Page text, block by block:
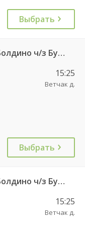
Выбрать
Нижний Новгород — Большое Болдино ч/з Бутурлино 661
15:25
Ветчак д.
Выбрать
Нижний Новгород — Большое Болдино ч/з Бутурлино 661
15:25
Ветчак д.